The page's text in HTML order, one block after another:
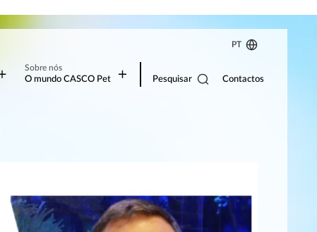
PT
Sobre nós
O mundo CASCO Pet Pesquisar Contactos